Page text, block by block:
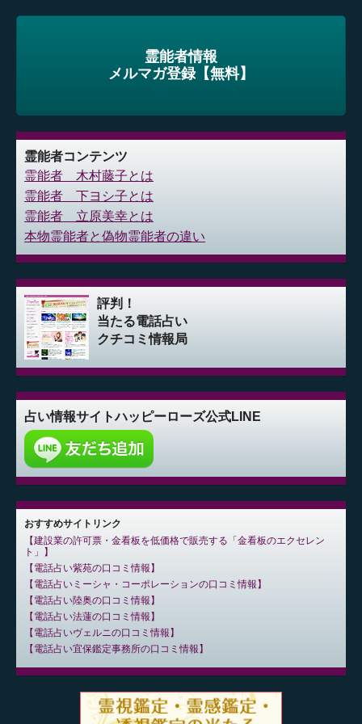
霊能者情報
メルマガ登録【無料】
霊能者コンテンツ
霊能者 木村藤子とは
霊能者 下ヨシ子とは
霊能者 立原美幸とは
本物霊能者と偽物霊能者の違い
評判！
当たる電話占い
クチコミ情報局
占い情報サイトハッピーローズ公式LINE
おすすめサイトリンク
建設業の許可票・金看板を低価格で販売する「金看板のエクセレン
ト」
電話占い紫苑の口コミ情報
電話占いミーシャ・コーポレーションの口コミ情報
電話占い陸奥の口コミ情報
電話占い法蓮の口コミ情報
電話占いヴェルニの口コミ情報
電話占い宜保鑑定事務所の口コミ情報